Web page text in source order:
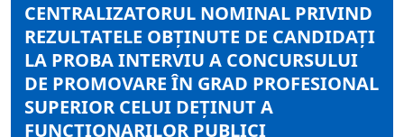
CENTRALIZATORUL NOMINAL PRIVIND
REZULTATELE OBŢINUTE DE CANDIDAŢI
LA PROBA INTERVIU A CONCURSULUI
DE PROMOVARE ÎN GRAD PROFESIONAL
SUPERIOR CELUI DEŢINUT A
FUNCŢIONARILOR PUBLICI